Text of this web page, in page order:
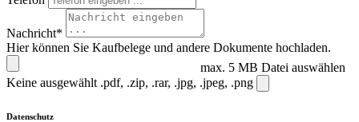
Nachricht*
Hier können Sie Kaufbelege und andere Dokumente hochladen.
max. 5 MB Datei auswählen
Keine ausgewählt .pdf, .zip, .rar, .jpg, .jpeg, .png
Datenschutz